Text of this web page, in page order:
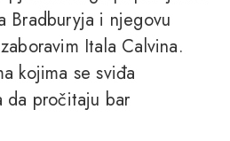
Bradburyja i njegovu
Itala Calvina.
kojima se sviđa
da pročitaju bar